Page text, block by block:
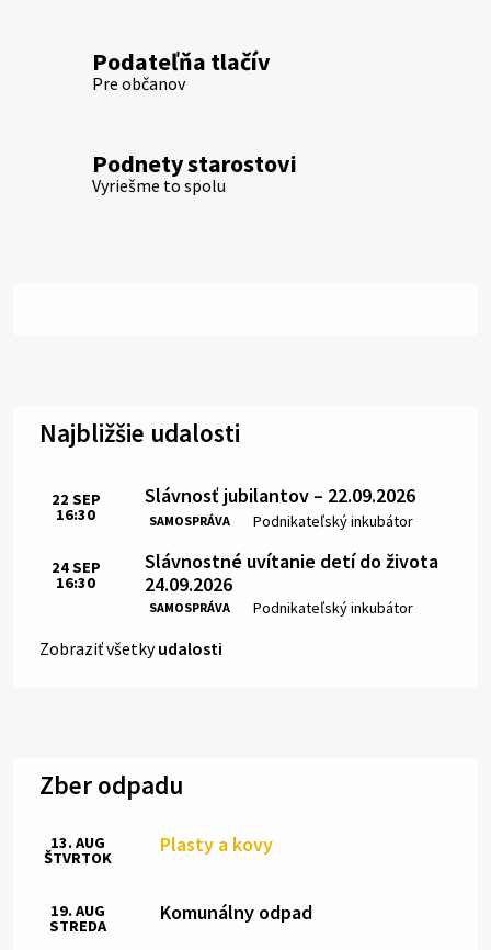
Podateľňa tlačív
Pre občanov
Podnety starostovi
Vyriešme to spolu
Najbližšie udalosti
Slávnosť jubilantov – 22.09.2026
SAMOSPRÁVA Miesto:
Podnikateľský inkubátor
Čas:
22 SEP
16:30
Slávnostné uvítanie detí do života
24.09.2026
SAMOSPRÁVA Miesto:
Podnikateľský inkubátor
Čas:
24SEP
16:30
Zobraziť všetkyudalosti
Zber odpadu
Plasty a kovy
13. AUG
ŠTVRTOK
Komunálny odpad
19. AUG
STREDA